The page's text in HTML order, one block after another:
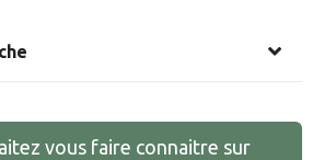
vous faire connaitre sur